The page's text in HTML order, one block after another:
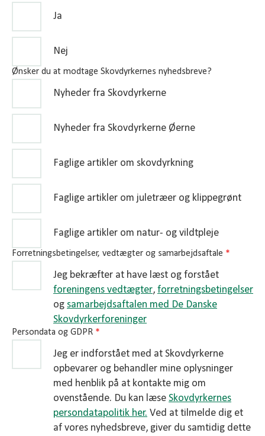
Ja
Nej
Ønsker du at modtage Skovdyrkernes nyhedsbreve?
Nyheder fra Skovdyrkerne
Nyheder fra Skovdyrkerne Øerne
Faglige artikler om skovdyrkning
Faglige artikler om juletræer og klippegrønt
Faglige artikler om natur- og vildtpleje
Forretningsbetingelser, vedtægter og samarbejdsaftale *
Jeg bekræfter at have læst og forstået
foreningens vedtægter, forretningsbetingelser
og samarbejdsaftalen med De Danske
Skovdyrkerforeninger
Persondata og GDPR *
Jeg er indforstået med at Skovdyrkerne
opbevarer og behandler mine oplysninger
med henblik på at kontakte mig om
ovenstående. Du kan læse Skovdyrkernes
persondatapolitik her. Ved at tilmelde dig et
af vores nyhedsbreve, giver du samtidig dette